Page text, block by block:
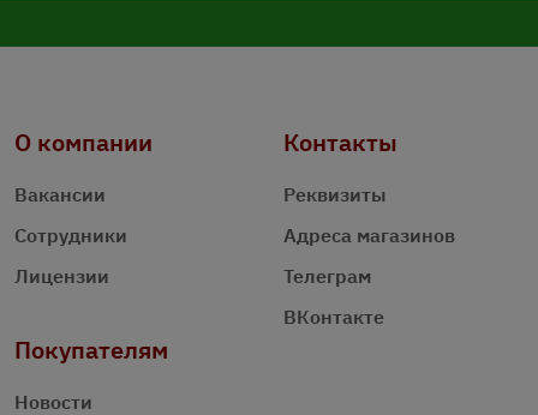
О компании
Вакансии
Сотрудники
Лицензии
Контакты
Реквизиты
Адреса магазинов
Телеграм
ВКонтакте
Покупателям
Новости